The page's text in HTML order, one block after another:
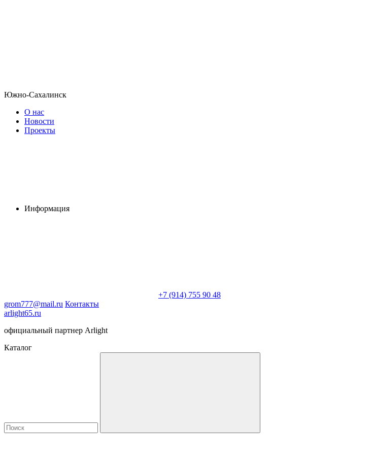
Южно-Сахалинск
О нас
Новости
Проекты
Информация
+7 (914) 755 90 48
grom777@mail.ru Контакты
arlight65.ru
официальный партнер Arlight
Каталог